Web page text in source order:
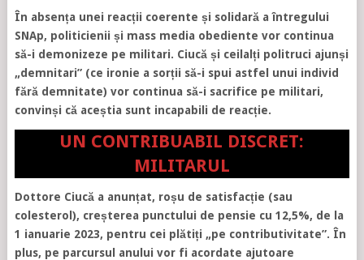
În absența unei reacții coerente și solidară a întregului
SNAp, politicienii și mass media obediente vor continua
să-i demonizeze pe militari. Ciucă și ceilalți politruci ajunși
„demnitari” (ce ironie a sorții să-i spui astfel unui individ
fără demnitate) vor continua să-i sacrifice pe militari,
convinși că aceștia sunt incapabili de reacție.
UN CONTRIBUABIL DISCRET:
MILITARUL
Dottore Ciucă a anunțat, roșu de satisfacție (sau
colesterol), creșterea punctului de pensie cu 12,5%, de la
1 ianuarie 2023, pentru cei plătiți „pe contributivitate”. În
plus, pe parcursul anului vor fi acordate ajutoare